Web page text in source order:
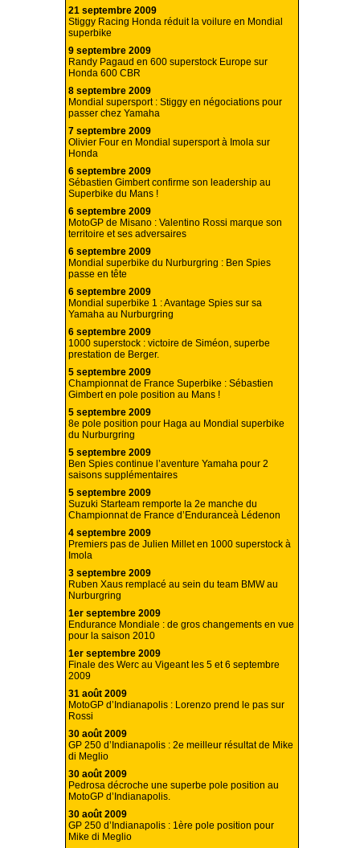
21 septembre 2009
Stiggy Racing Honda réduit la voilure en Mondial
superbike
9 septembre 2009
Randy Pagaud en 600 superstock Europe sur
Honda 600 CBR
8 septembre 2009
Mondial supersport : Stiggy en négociations pour
passer chez Yamaha
7 septembre 2009
Olivier Four en Mondial supersport à Imola sur
Honda
6 septembre 2009
Sébastien Gimbert confirme son leadership au
Superbike du Mans !
6 septembre 2009
MotoGP de Misano : Valentino Rossi marque son
territoire et ses adversaires
6 septembre 2009
Mondial superbike du Nurburgring : Ben Spies
passe en tête
6 septembre 2009
Mondial superbike 1 : Avantage Spies sur sa
Yamaha au Nurburgring
6 septembre 2009
1000 superstock : victoire de Siméon, superbe
prestation de Berger.
5 septembre 2009
Championnat de France Superbike : Sébastien
Gimbert en pole position au Mans !
5 septembre 2009
8e pole position pour Haga au Mondial superbike
du Nurburgring
5 septembre 2009
Ben Spies continue l’aventure Yamaha pour 2
saisons supplémentaires
5 septembre 2009
Suzuki Starteam remporte la 2e manche du
Championnat de France d’Enduranceà Lédenon
4 septembre 2009
Premiers pas de Julien Millet en 1000 superstock à
Imola
3 septembre 2009
Ruben Xaus remplacé au sein du team BMW au
Nurburgring
1er septembre 2009
Endurance Mondiale : de gros changements en vue
pour la saison 2010
1er septembre 2009
Finale des Werc au Vigeant les 5 et 6 septembre
2009
31 août 2009
MotoGP d’Indianapolis : Lorenzo prend le pas sur
Rossi
30 août 2009
GP 250 d’Indianapolis : 2e meilleur résultat de Mike
di Meglio
30 août 2009
Pedrosa décroche une superbe pole position au
MotoGP d’Indianapolis.
30 août 2009
GP 250 d’Indianapolis : 1ère pole position pour
Mike di Meglio